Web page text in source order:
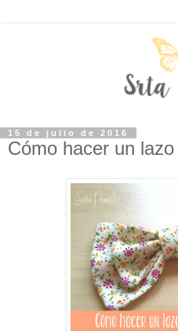
15 de julio de 2016
Cómo hacer un